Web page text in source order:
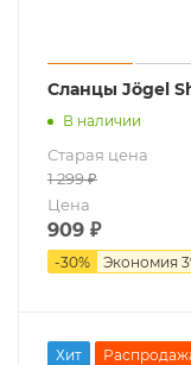
Сланцы Jögel
В наличии
Старая цена
1 299₽
Цена
909 ₽
-30% Экономия
Хит